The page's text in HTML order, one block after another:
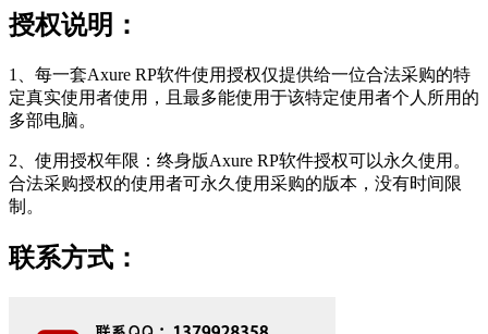
授权说明：
1、每一套Axure RP软件使用授权仅提供给一位合法采购的特
定真实使用者使用，且最多能使用于该特定使用者个人所用的
多部电脑。
2、使用授权年限：终身版Axure RP软件授权可以永久使用。
合法采购授权的使用者可永久使用采购的版本，没有时间限
制。
联系方式：